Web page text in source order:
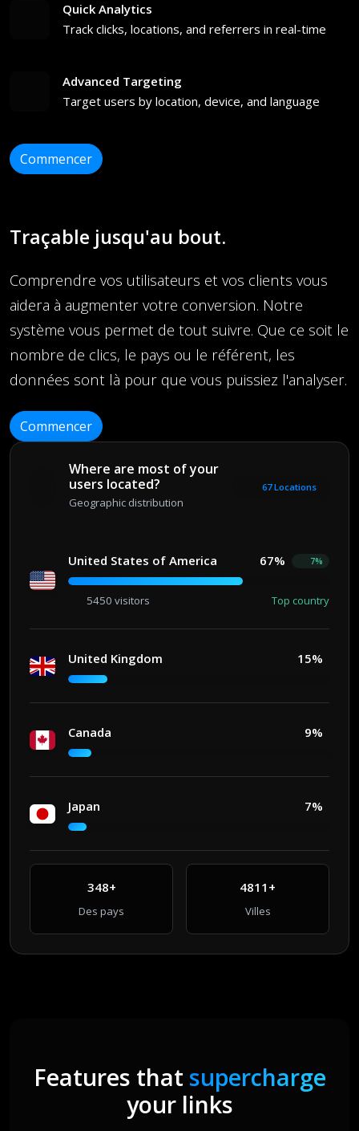
Quick Analytics
Track clicks, locations, and referrers in real-time
Advanced Targeting
Target users by location, device, and language
Commencer
Traçable jusqu'au bout.
Comprendre vos utilisateurs et vos clients vous
aidera à augmenter votre conversion. Notre
système vous permet de tout suivre. Que ce soit le
nombre de clics, le pays ou le référent, les
données sont là pour que vous puissiez l'analyser.
Commencer
Where are most of your
users located?
Geographic distribution
67 Locations
United States of America 67% 7%
5450 visitors Top country
United Kingdom 15%
Canada 9%
Japan 7%
348+
Des pays
4811+
Villes
Features that supercharge
your links